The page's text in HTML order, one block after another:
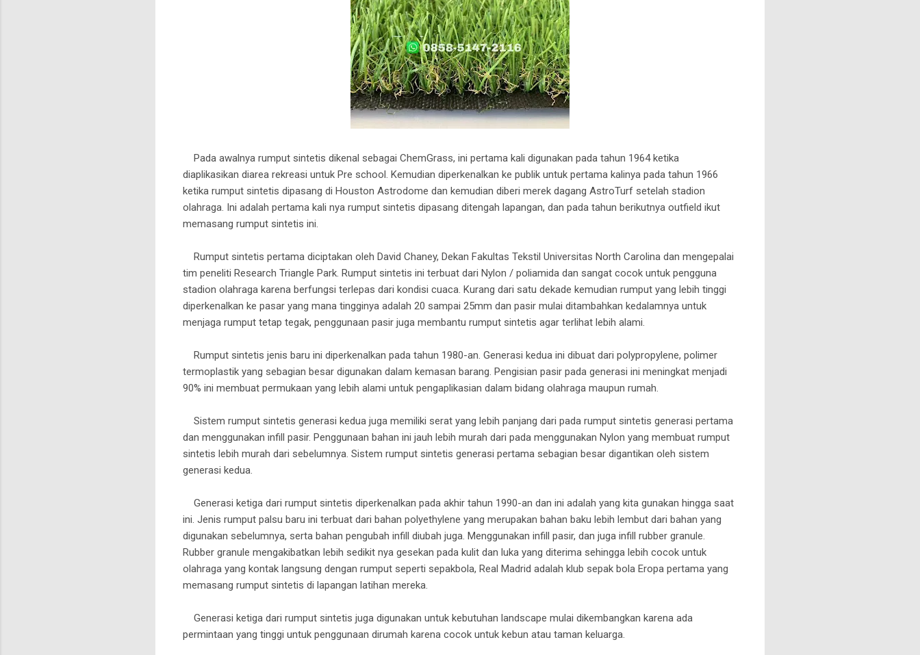
Pada awalnya rumput sintetis dikenal sebagai ChemGrass, ini pertama kali digunakan pada tahun 1964 ketika
diaplikasikan diarea rekreasi untuk Pre school. Kemudian diperkenalkan ke publik untuk pertama kalinya pada tahun 1966
ketika rumput sintetis dipasang di Houston Astrodome dan kemudian diberi merek dagang AstroTurf setelah stadion
olahraga. Ini adalah pertama kali nya rumput sintetis dipasang ditengah lapangan, dan pada tahun berikutnya outfield ikut
memasang rumput sintetis ini.
Rumput sintetis pertama diciptakan oleh David Chaney, Dekan Fakultas Tekstil Universitas North Carolina dan mengepalai
tim peneliti Research Triangle Park. Rumput sintetis ini terbuat dari Nylon / poliamida dan sangat cocok untuk pengguna
stadion olahraga karena berfungsi terlepas dari kondisi cuaca. Kurang dari satu dekade kemudian rumput yang lebih tinggi
diperkenalkan ke pasar yang mana tingginya adalah 20 sampai 25mm dan pasir mulai ditambahkan kedalamnya untuk
menjaga rumput tetap tegak, penggunaan pasir juga membantu rumput sintetis agar terlihat lebih alami.
Rumput sintetis jenis baru ini diperkenalkan pada tahun 1980-an. Generasi kedua ini dibuat dari polypropylene, polimer
termoplastik yang sebagian besar digunakan dalam kemasan barang. Pengisian pasir pada generasi ini meningkat menjadi
90% ini membuat permukaan yang lebih alami untuk pengaplikasian dalam bidang olahraga maupun rumah.
Sistem rumput sintetis generasi kedua juga memiliki serat yang lebih panjang dari pada rumput sintetis generasi pertama
dan menggunakan infill pasir. Penggunaan bahan ini jauh lebih murah dari pada menggunakan Nylon yang membuat rumput
sintetis lebih murah dari sebelumnya. Sistem rumput sintetis generasi pertama sebagian besar digantikan oleh sistem
generasi kedua.
Generasi ketiga dari rumput sintetis diperkenalkan pada akhir tahun 1990-an dan ini adalah yang kita gunakan hingga saat
ini. Jenis rumput palsu baru ini terbuat dari bahan polyethylene yang merupakan bahan baku lebih lembut dari bahan yang
digunakan sebelumnya, serta bahan pengubah infill diubah juga. Menggunakan infill pasir, dan juga infill rubber granule.
Rubber granule mengakibatkan lebih sedikit nya gesekan pada kulit dan luka yang diterima sehingga lebih cocok untuk
olahraga yang kontak langsung dengan rumput seperti sepakbola, Real Madrid adalah klub sepak bola Eropa pertama yang
memasang rumput sintetis di lapangan latihan mereka.
Generasi ketiga dari rumput sintetis juga digunakan untuk kebutuhan landscape mulai dikembangkan karena ada
permintaan yang tinggi untuk penggunaan dirumah karena cocok untuk kebun atau taman keluarga.